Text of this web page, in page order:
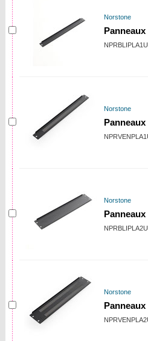
Norstone
NPRBLIPLA1U
Norstone
Norstone
NPRBLIPLA2U
Norstone